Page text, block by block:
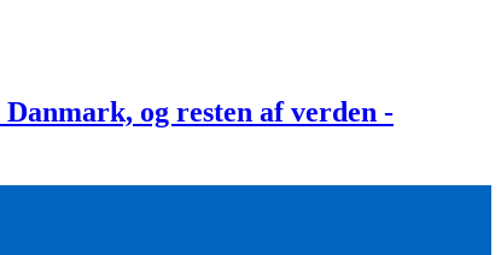
og resten af verden -